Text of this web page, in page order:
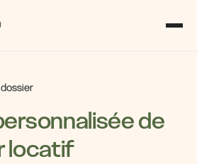
de
locatif